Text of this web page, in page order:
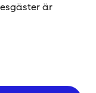
är